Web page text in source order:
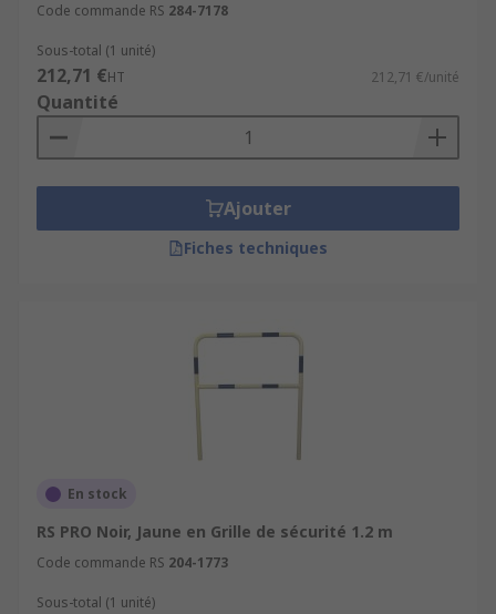
Code commande RS 284-7178
Sous-total (1 unité)
212,71 €HT 212,71 €/unité
Quantité
Ajouter
Fiches techniques
En stock
RS PRO Noir, Jaune en Grille de sécurité 1.2 m
Code commande RS 204-1773
Sous-total (1 unité)